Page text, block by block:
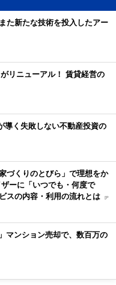
た新たな技術を投入したアー
リニューアル！ 賃貸経営の
導く失敗しない不動産投資の
づくりのとびら」で理想をか
ーに「いつでも・何度で
スの内容・利用の流れとは [P
マンション売却で、数百万の